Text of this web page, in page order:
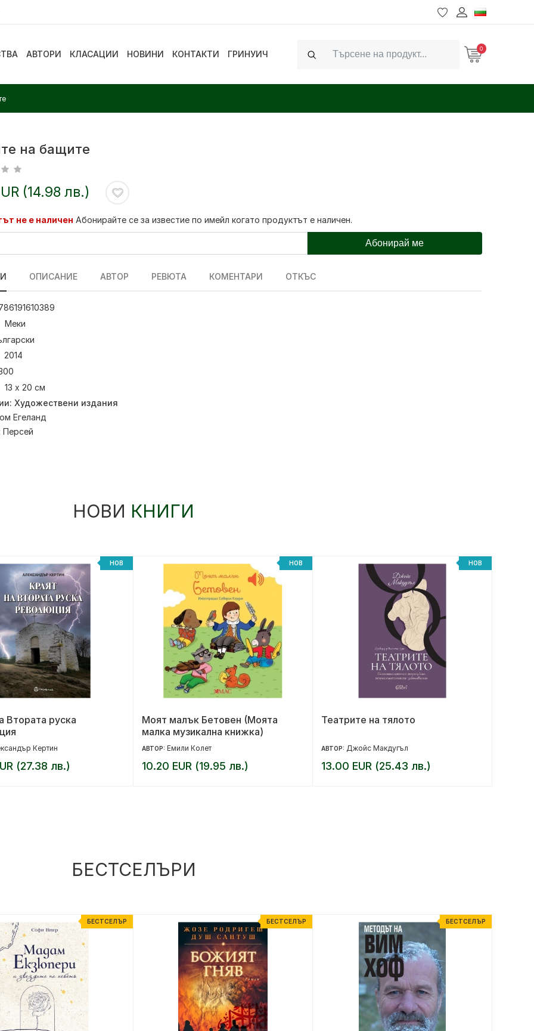
АВТОРИ КЛАСАЦИИ НОВИНИ КОНТАКТИ ГРИНУИЧ
Search
0
на бащите
(14.98 лв.)
не е наличен Абонирайте се за известие по имейл когато продуктът е наличен.
Абонирай ме
ОПИСАНИЕ АВТОР РЕВЮТА КОМЕНТАРИ ОТКЪС
Меки
2014
13 х 20 см
Художествени издания
Егеланд
Персей
НОВИ КНИГИ
НОВ
Втората руска
Кертин
(27.38 лв.)
НОВ
Моят малък Бетовен (Моята
малка музикална книжка)
АВТОР: Емили Колет
10.20 EUR (19.95 лв.)
НОВ
Театрите на тялото
АВТОР: Джойс Макдугъл
13.00 EUR (25.43 лв.)
БЕСТСЕЛЪРИ
БЕСТСЕЛЪР БЕСТСЕЛЪР БЕСТСЕЛЪР